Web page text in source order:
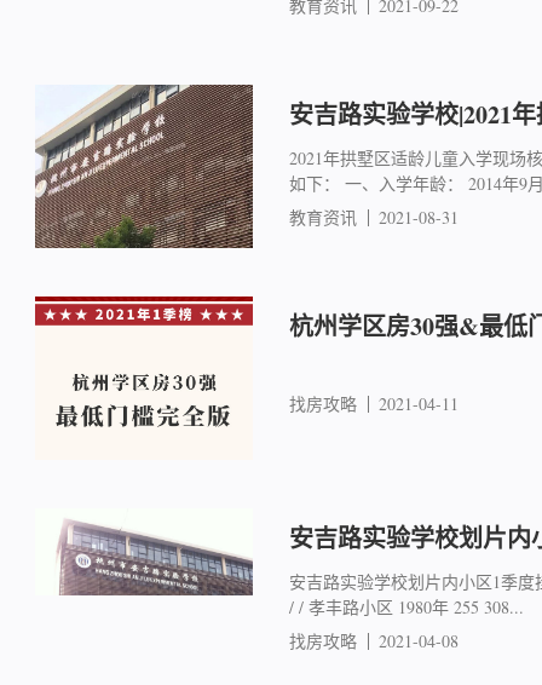
教育资讯 2021-09-22
安吉路实验学校|2021
2021年拱墅区适龄儿童入学现场
如下： 一、入学年龄： 2014年9
教育资讯
2021-08-31
杭州学区房30强&最低
找房攻略 2021-04-11
安吉路实验学校划片
安吉路实验学校划片内小区1季
/ / 孝丰路小区 1980年 255 308...
找房攻略
2021-04-08